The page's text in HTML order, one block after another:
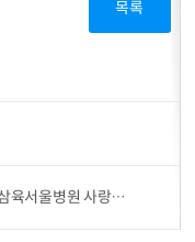
목록
2022년 임인년 설맞이 「삼육서울병원 사랑의 물품 나눔」